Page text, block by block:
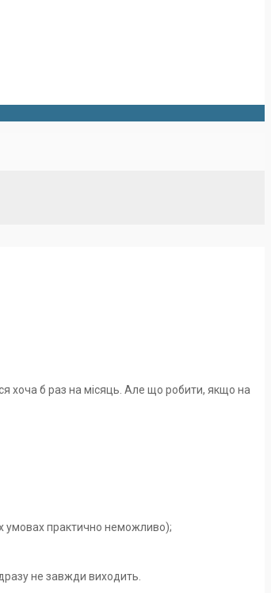
хоча б раз на місяць. Але що робити, якщо на
умовах практично неможливо);
не завжди виходить.